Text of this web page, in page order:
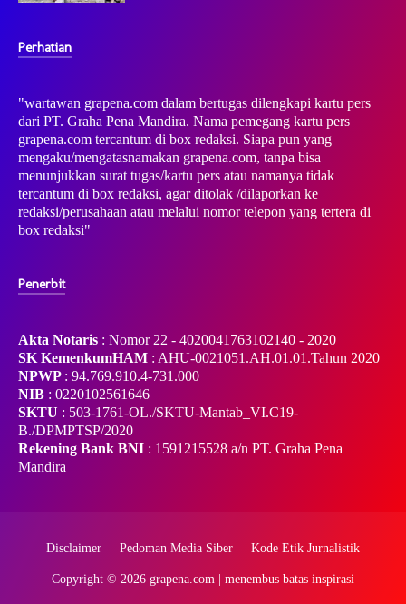
Perhatian
"wartawan grapena.com dalam bertugas dilengkapi kartu pers
dari PT. Graha Pena Mandira. Nama pemegang kartu pers
grapena.com tercantum di box redaksi. Siapa pun yang
mengaku/mengatasnamakan grapena.com, tanpa bisa
menunjukkan surat tugas/kartu pers atau namanya tidak
tercantum di box redaksi, agar ditolak /dilaporkan ke
redaksi/perusahaan atau melalui nomor telepon yang tertera di
box redaksi"
Penerbit
Akta Notaris : Nomor 22 - 4020041763102140 - 2020
SK KemenkumHAM : AHU-0021051.AH.01.01.Tahun 2020
NPWP : 94.769.910.4-731.000
NIB : 0220102561646
SKTU : 503-1761-OL./SKTU-Mantab_VI.C19-
B./DPMPTSP/2020
Rekening Bank BNI : 1591215528 a/n PT. Graha Pena
Mandira
Copyright © 2026 grapena.com | menembus batas inspirasi
Disclaimer Pedoman Media Siber Kode Etik Jurnalistik